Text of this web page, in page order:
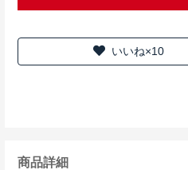
いいね×10
商品詳細